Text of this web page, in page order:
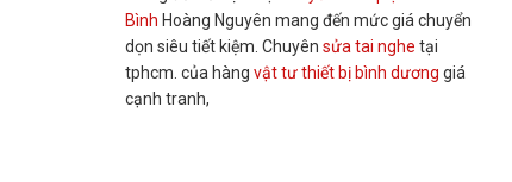
Bình Hoàng Nguyên mang đến mức giá chuyển
dọn siêu tiết kiệm. Chuyênsửa tai nghe tại
tphcm. của hàngvật tư thiết bị bình dương giá
cạnh tranh,